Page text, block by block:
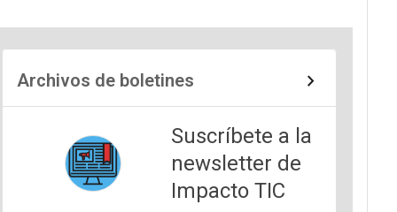
Archivos de boletines
Suscríbete a la
newsletter de
Impacto TIC